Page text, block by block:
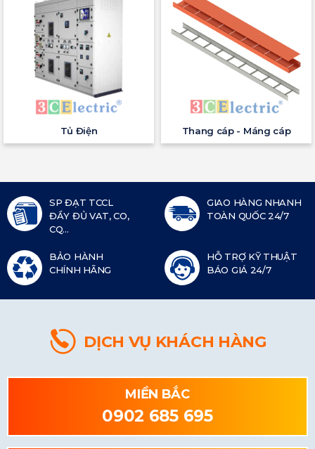
Tủ Điện Thang cáp - Máng cáp
SP ĐẠT TCCL
ĐẦY ĐỦ VAT, CO,
CQ...
GIAO HÀNG NHANH
TOÀN QUỐC 24/7
BẢO HÀNH
CHÍNH HÃNG
HỖ TRỢ KỸ THUẬT
BÁO GIÁ 24/7
DỊCH VỤ KHÁCH HÀNG
MIỀN BẮC
0902 685 695